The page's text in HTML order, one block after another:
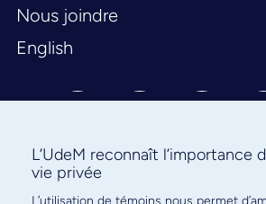
Nous joindre
English
L’UdeM reconnaît l’importance
vie privée
L’utilisation de témoins nous permet